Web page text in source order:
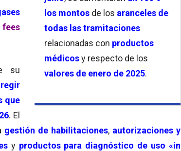
los montos de los aranceles de
todas las tramitaciones
relacionadas con productos
médicosy respecto de los
valores de enero de 2025.
su
que
. El
gestión de habilitaciones, autorizaciones y
yproductos para diagnóstico de uso «in